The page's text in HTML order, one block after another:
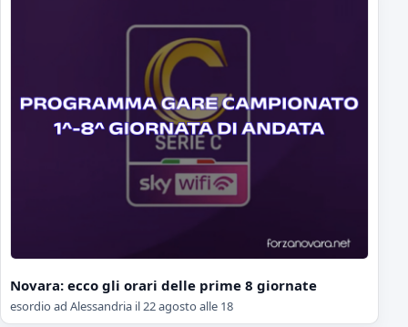
Novara: ecco gli orari delle prime 8 giornate
esordio ad Alessandria il 22 agosto alle 18